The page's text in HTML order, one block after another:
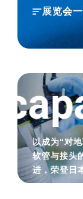
【新增商
保商品
2023.03.23
【新增商
热性和清
S100℃
展览会
以成为“对
软管与接头
进，荣登日